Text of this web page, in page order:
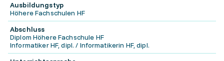
Ausbildungstyp
Höhere Fachschulen HF
Abschluss
Diplom Höhere Fachschule HF
Informatiker HF, dipl. / Informatikerin HF, dipl.